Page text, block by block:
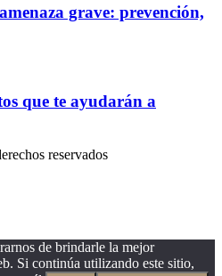
grave: prevención,
que te ayudarán a
reservados
de brindarle la mejor
Si continúa utilizando este sitio,